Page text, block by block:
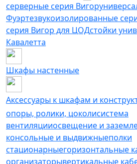
серверные серия Вигор
Фуэртезвукоизолированные
серия Вигор для ЦОДстойки
Кавалетта
Шкафы настенные
Аксессуары к шкафам и
опоры, ролики, цоколиcистема
вентиляцииосвещение и
консольные и выдвижныеполки
стационарныегоризонтальные
организаторывертикальные